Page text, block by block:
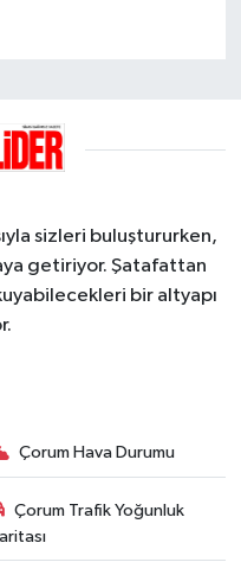
sizleri buluştururken,
getiriyor. Şatafattan
bir altyapı
Çorum Hava Durumu
Çorum Trafik Yoğunluk